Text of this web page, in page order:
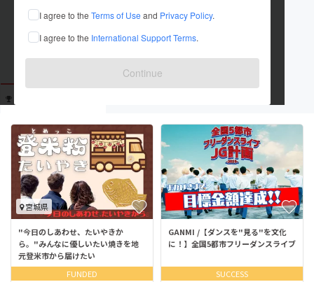
I agree to the Terms of Use and Privacy Policy.
I agree to the International Support Terms.
Continue
出身国：未設定
宮城県
"今日のしあわせ、たいやきか
ら。"みんなに優しいたい焼きを地
元登米市から届けたい
FUNDED
GANMI /【ダンスを"見る"を文化
に！】全国5都市フリーダンスライブ
SUCCESS